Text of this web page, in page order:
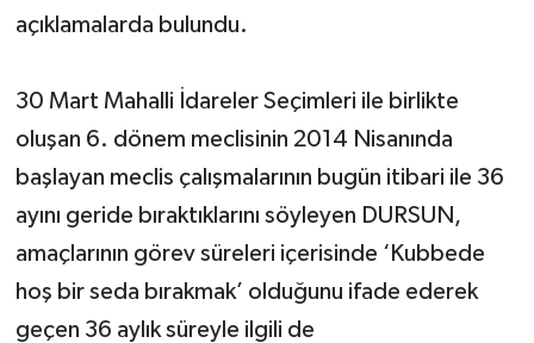
açıklamalarda bulundu.
30 Mart Mahalli İdareler Seçimleri ile birlikte
oluşan 6. dönem meclisinin 2014 Nisanında
başlayan meclis çalışmalarının bugün itibari ile 36
ayını geride bıraktıklarını söyleyen DURSUN,
amaçlarının görev süreleri içerisinde ‘Kubbede
hoş bir seda bırakmak’ olduğunu ifade ederek
geçen 36 aylık süreyle ilgili de